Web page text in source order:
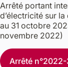
Arrêté portant
d’électricité sur
au 31 octobre
novembre 2022)
Arrêté